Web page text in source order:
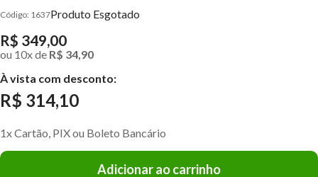
1637Produto Esgotado
R$ 349,00
ou 10xde R$ 34,90
À vista com desconto:
R$ 314,10
1x Cartão, PIX ou Boleto Bancário
Adicionar ao carrinho